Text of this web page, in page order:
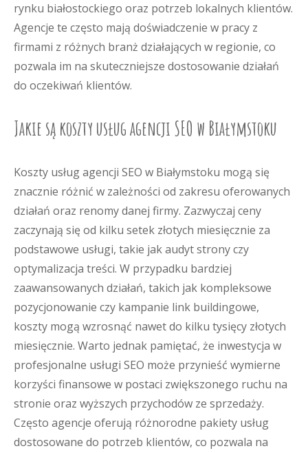
rynku białostockiego oraz potrzeb lokalnych klientów.
Agencje te często mają doświadczenie w pracy z
firmami z różnych branż działających w regionie, co
pozwala im na skuteczniejsze dostosowanie działań
do oczekiwań klientów.
Jakie są koszty usług agencji SEO w Białymstoku
Koszty usług agencji SEO w Białymstoku mogą się
znacznie różnić w zależności od zakresu oferowanych
działań oraz renomy danej firmy. Zazwyczaj ceny
zaczynają się od kilku setek złotych miesięcznie za
podstawowe usługi, takie jak audyt strony czy
optymalizacja treści. W przypadku bardziej
zaawansowanych działań, takich jak kompleksowe
pozycjonowanie czy kampanie link buildingowe,
koszty mogą wzrosnąć nawet do kilku tysięcy złotych
miesięcznie. Warto jednak pamiętać, że inwestycja w
profesjonalne usługi SEO może przynieść wymierne
korzyści finansowe w postaci zwiększonego ruchu na
stronie oraz wyższych przychodów ze sprzedaży.
Często agencje oferują różnorodne pakiety usług
dostosowane do potrzeb klientów, co pozwala na